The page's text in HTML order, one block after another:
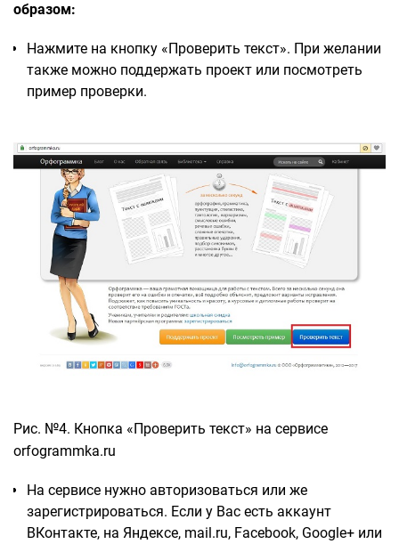
образом:
Нажмите на кнопку «Проверить текст». При желании
также можно поддержать проект или посмотреть
пример проверки.
Рис. №4. Кнопка «Проверить текст» на сервисе
orfogrammka.ru
На сервисе нужно авторизоваться или же
зарегистрироваться. Если у Вас есть аккаунт
ВКонтакте, на Яндексе, mail.ru, Facebook, Google+ или